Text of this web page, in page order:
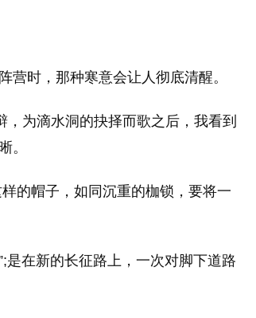
时，那种寒意会让人彻底清醒。
为滴水洞的抉择而歌之后，我看到
。
的帽子，如同沉重的枷锁，要将一
是在新的长征路上，一次对脚下道路